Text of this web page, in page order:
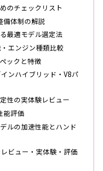
のチェックリスト
備体制の解説
最適モデル選定法
エンジン種類比較
ックと特徴
ンハイブリッド・V8パ
性の実体験レビュー
能評価
ルの加速性能とハンド
ビュー・実体験・評価